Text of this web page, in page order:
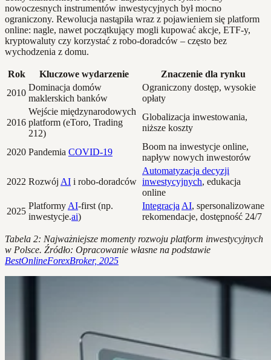
nowoczesnych instrumentów inwestycyjnych był mocno
ograniczony. Rewolucja nastąpiła wraz z pojawieniem się platform
online: nagle, nawet początkujący mogli kupować akcje, ETF-y,
kryptowaluty czy korzystać z robo-doradców – często bez
wychodzenia z domu.
Rok Kluczowe wydarzenie
Znaczenie dla rynku
2010
Dominacja domów
maklerskich banków
Ograniczony dostęp, wysokie
opłaty
2016
Wejście międzynarodowych
platform (eToro, Trading
212)
Globalizacja inwestowania,
niższe koszty
2020 Pandemia COVID-19
Boom na inwestycje online,
napływ nowych inwestorów
2022 Rozwój AI i robo-doradców
Automatyzacja decyzji
inwestycyjnych, edukacja
online
2025
Platformy AI-first (np.
inwestycje.ai)
Integracja AI, spersonalizowane
rekomendacje, dostępność 24/7
Tabela 2: Najważniejsze momenty rozwoju platform inwestycyjnych
w Polsce. Źródło: Opracowanie własne na podstawie
BestOnlineForexBroker, 2025